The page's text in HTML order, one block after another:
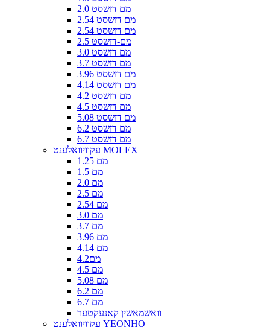
2.0 מם דזשסט
2.54 מם דזשסט
2.54 מם דזשסט
2.5 מם-דזשסט
3.0 מם דזשסט
3.7 מם דזשסט
3.96 מם דזשסט
4.14 מם דזשסט
4.2 מם דזשסט
4.5 מם דזשסט
5.08 מם דזשסט
6.2 מם דזשסט
6.7 מם דזשסט
עקוויוואַלענט MOLEX
1.25 מם
1.5 מם
2.0 מם
2.5 מם
2.54 מם
3.0 מם
3.7 מם
3.96 מם
4.14 מם
4.2מם
4.5 מם
5.08 מם
6.2 מם
6.7 מם
וואַשמאַשין קאַנעקטער
עקוויוואַלענט YEONHO